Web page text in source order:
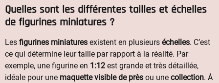
Quelles sont les différentes tailles et échelles
de figurines miniatures ?
Les figurines miniatures existent en plusieurs échelles. C’est
ce qui détermine leur taille par rapport à la réalité. Par
exemple, une figurine en 1:12 est grande et très détaillée,
idéale pour une maquette visible de près ou une collection. À